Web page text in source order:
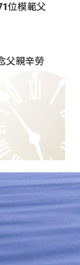
位模範父
父親辛勞